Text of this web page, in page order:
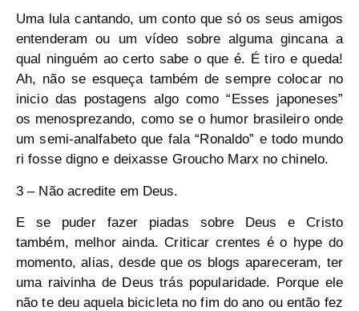
Uma lula cantando, um conto que só os seus amigos
entenderam ou um vídeo sobre alguma gincana a
qual ninguém ao certo sabe o que é. É tiro e queda!
Ah, não se esqueça também de sempre colocar no
inicio das postagens algo como “Esses japoneses”
os menosprezando, como se o humor brasileiro onde
um semi-analfabeto que fala “Ronaldo” e todo mundo
ri fosse digno e deixasse Groucho Marx no chinelo.
3 – Não acredite em Deus.
E se puder fazer piadas sobre Deus e Cristo
também, melhor ainda. Criticar crentes é o hype do
momento, alias, desde que os blogs apareceram, ter
uma raivinha de Deus trás popularidade. Porque ele
não te deu aquela bicicleta no fim do ano ou então fez